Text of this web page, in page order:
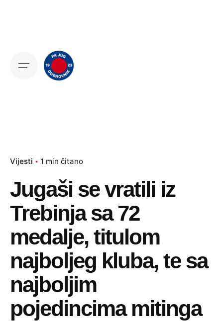
Vijesti 1 min čitano
Jugaši se vratili iz
Trebinja sa 72
medalje, titulom
najboljeg kluba, te sa
najboljim
pojedincima mitinga